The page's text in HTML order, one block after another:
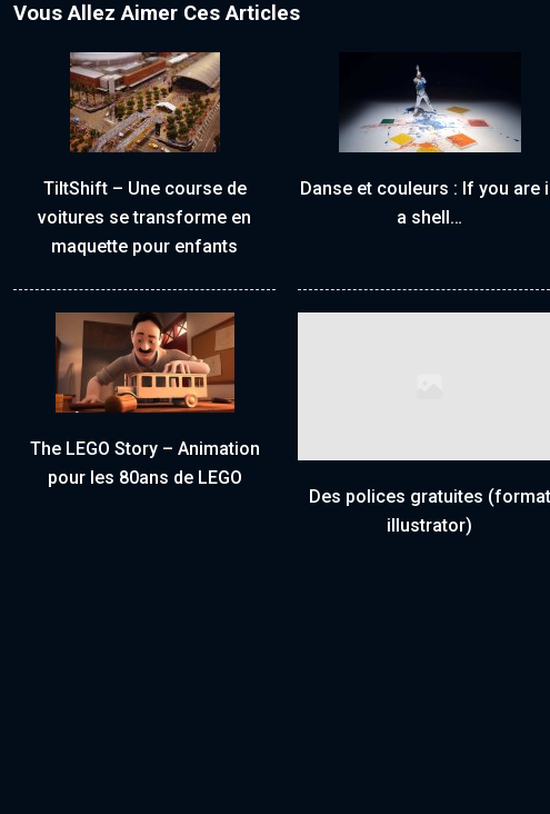
Vous Allez Aimer Ces Articles
TiltShift – Une course de
voitures se transforme en
maquette pour enfants
Danse et couleurs : If you are
a shell…
The LEGO Story – Animation
pour les 80ans de LEGO
Des polices gratuites (format
illustrator)